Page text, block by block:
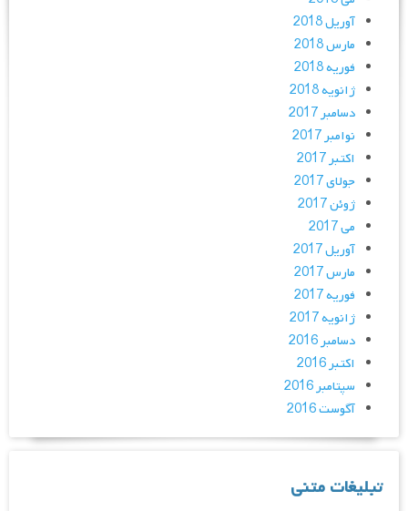
آوریل 2018
مارس 2018
فوریه 2018
ژانویه 2018
دسامبر 2017
نوامبر 2017
اکتبر 2017
جولای 2017
ژوئن 2017
می 2017
آوریل 2017
مارس 2017
فوریه 2017
ژانویه 2017
دسامبر 2016
اکتبر 2016
سپتامبر 2016
آگوست 2016
تبلیغات متنی